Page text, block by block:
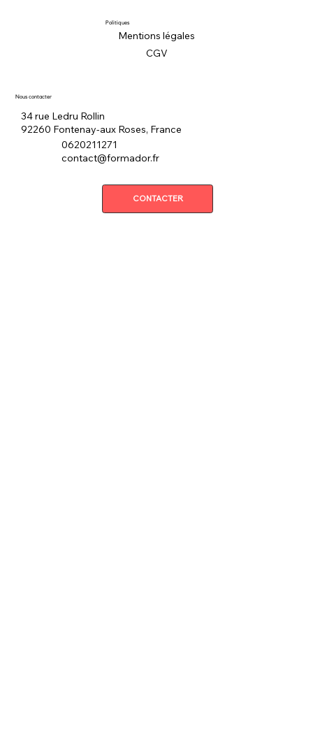
Politiques
Mentions légales
CGV
Nous contacter
34 rue Ledru Rollin
92260 Fontenay-aux Roses, France
0620211271
contact@formador.fr
CONTACTER